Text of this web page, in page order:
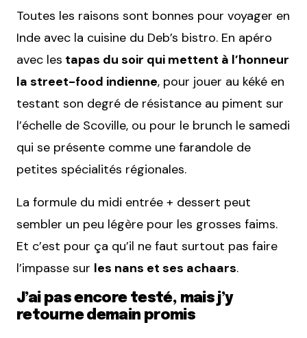
Toutes les raisons sont bonnes pour voyager en
Inde avec la cuisine du Deb’s bistro. En apéro
avec les tapas du soir qui mettent à l’honneur
la street-food indienne, pour jouer au kéké en
testant son degré de résistance au piment sur
l’échelle de Scoville, ou pour le brunch le samedi
qui se présente comme une farandole de
petites spécialités régionales.
La formule du midi entrée + dessert peut
sembler un peu légère pour les grosses faims.
Et c’est pour ça qu’il ne faut surtout pas faire
l’impasse sur les nans et ses achaars.
J’ai pas encore testé, mais j’y
retourne demain promis